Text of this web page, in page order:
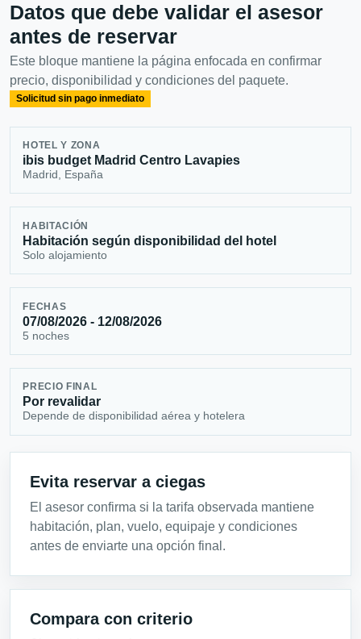
Datos que debe validar el asesor
antes de reservar
Este bloque mantiene la página enfocada en confirmar
precio, disponibilidad y condiciones del paquete.
Solicitud sin pago inmediato
HOTEL Y ZONA
ibis budget Madrid Centro Lavapies
Madrid, España
HABITACIÓN
Habitación según disponibilidad del hotel
Solo alojamiento
FECHAS
07/08/2026 - 12/08/2026
5 noches
PRECIO FINAL
Por revalidar
Depende de disponibilidad aérea y hotelera
Evita reservar a ciegas
El asesor confirma si la tarifa observada mantiene
habitación, plan, vuelo, equipaje y condiciones
antes de enviarte una opción final.
Compara con criterio